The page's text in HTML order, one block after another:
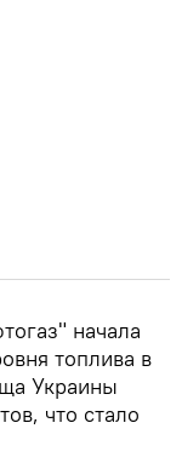
начала
топлива в
Украины
что стало